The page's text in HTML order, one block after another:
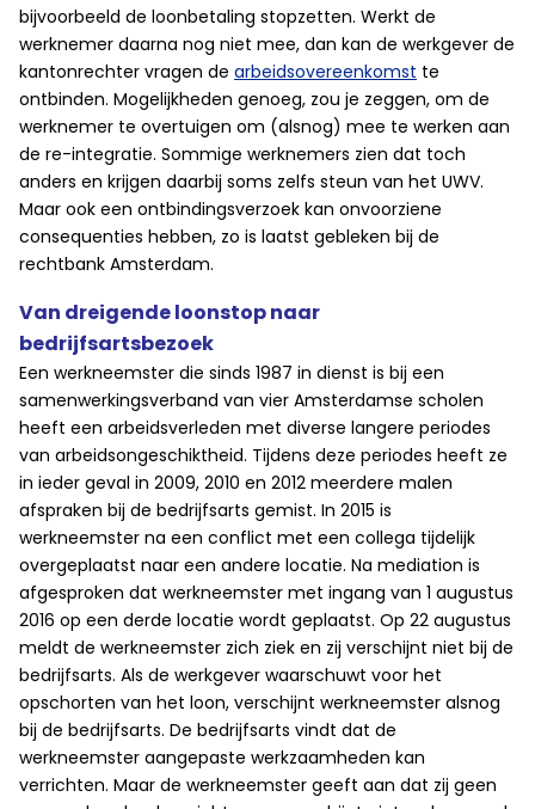
bijvoorbeeld de loonbetaling stopzetten. Werkt de
werknemer daarna nog niet mee, dan kan de werkgever de
kantonrechter vragen de arbeidsovereenkomst te
ontbinden. Mogelijkheden genoeg, zou je zeggen, om de
werknemer te overtuigen om (alsnog) mee te werken aan
de re-integratie. Sommige werknemers zien dat toch
anders en krijgen daarbij soms zelfs steun van het UWV.
Maar ook een ontbindingsverzoek kan onvoorziene
consequenties hebben, zo is laatst gebleken bij de
rechtbank Amsterdam.
Van dreigende loonstop naar
bedrijfsartsbezoek
Een werkneemster die sinds 1987 in dienst is bij een
samenwerkingsverband van vier Amsterdamse scholen
heeft een arbeidsverleden met diverse langere periodes
van arbeidsongeschiktheid. Tijdens deze periodes heeft ze
in ieder geval in 2009, 2010 en 2012 meerdere malen
afspraken bij de bedrijfsarts gemist. In 2015 is
werkneemster na een conflict met een collega tijdelijk
overgeplaatst naar een andere locatie. Na mediation is
afgesproken dat werkneemster met ingang van 1 augustus
2016 op een derde locatie wordt geplaatst. Op 22 augustus
meldt de werkneemster zich ziek en zij verschijnt niet bij de
bedrijfsarts. Als de werkgever waarschuwt voor het
opschorten van het loon, verschijnt werkneemster alsnog
bij de bedrijfsarts. De bedrijfsarts vindt dat de
werkneemster aangepaste werkzaamheden kan
verrichten. Maar de werkneemster geeft aan dat zij geen